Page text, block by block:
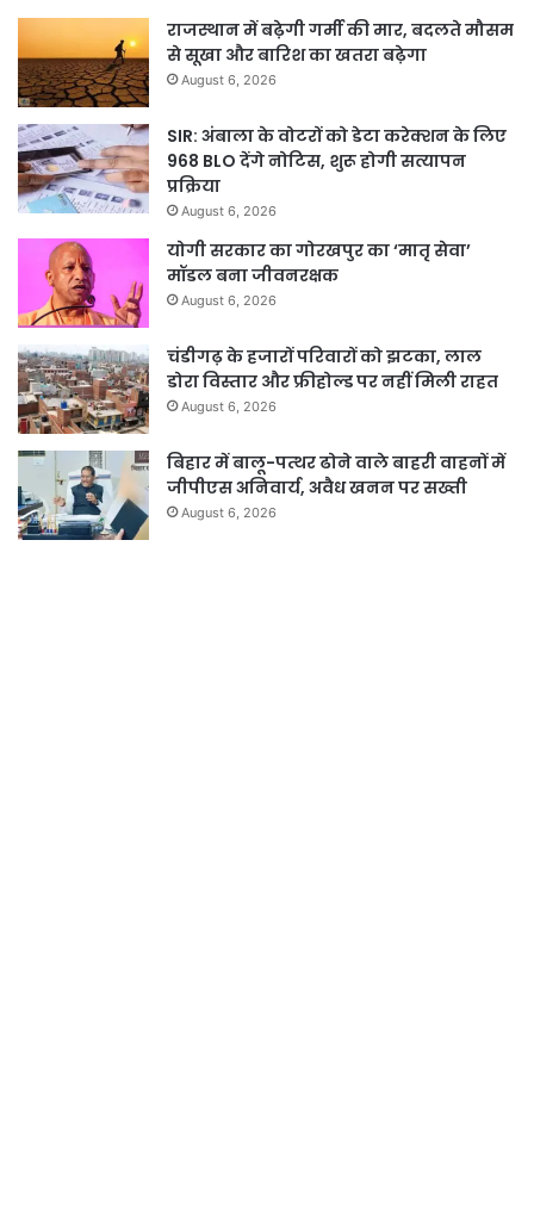
राजस्थान में बढ़ेगी गर्मी की मार, बदलते मौसम
से सूखा और बारिश का खतरा बढ़ेगा
August 6, 2026
SIR: अंबाला के वोटरों को डेटा करेक्शन के लिए
968 BLO देंगे नोटिस, शुरू होगी सत्यापन
प्रक्रिया
August 6, 2026
योगी सरकार का गोरखपुर का ‘मातृ सेवा’
मॉडल बना जीवनरक्षक
August 6, 2026
चंडीगढ़ के हजारों परिवारों को झटका, लाल
डोरा विस्तार और फ्रीहोल्ड पर नहीं मिली राहत
August 6, 2026
बिहार में बालू-पत्थर ढोने वाले बाहरी वाहनों में
जीपीएस अनिवार्य, अवैध खनन पर सख्ती
August 6, 2026